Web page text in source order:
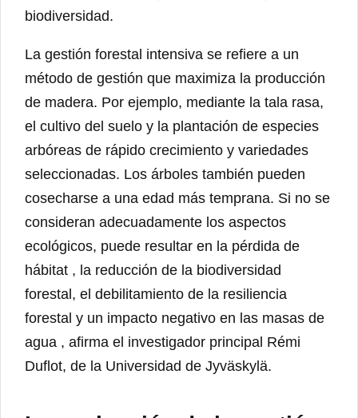
biodiversidad.
La gestión forestal intensiva se refiere a un
método de gestión que maximiza la producción
de madera. Por ejemplo, mediante la tala rasa,
el cultivo del suelo y la plantación de especies
arbóreas de rápido crecimiento y variedades
seleccionadas. Los árboles también pueden
cosecharse a una edad más temprana. Si no se
consideran adecuadamente los aspectos
ecológicos, puede resultar en la pérdida de
hábitat , la reducción de la biodiversidad
forestal, el debilitamiento de la resiliencia
forestal y un impacto negativo en las masas de
agua , afirma el investigador principal Rémi
Duflot, de la Universidad de Jyväskylä.